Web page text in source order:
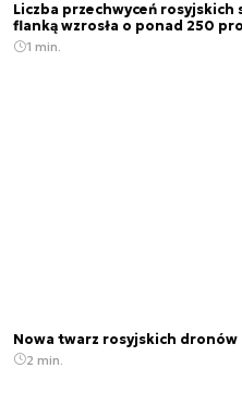
Liczba przechwyceń
flanką wzrosła o ponad 250
1 min.
Nowa twarz rosyjskich dronów
2 min.